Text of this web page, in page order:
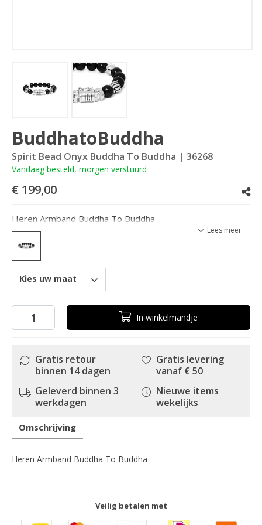
BuddhatoBuddha
Spirit Bead Onyx Buddha To Buddha | 36268
Vandaag besteld, morgen verstuurd
€ 199,00
Heren Armband Buddha To Buddha
Lees meer
Kies uw maat
In winkelmandje
Gratis retour
binnen 14 dagen
Geleverd binnen 3
werkdagen
Gratis levering
vanaf € 50
Nieuwe items
wekelijks
Omschrijving
Heren Armband Buddha To Buddha
Veilig betalen met